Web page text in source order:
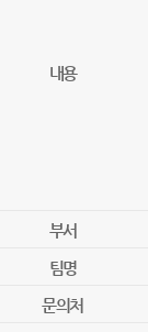
내용
부서
팀명
문의처